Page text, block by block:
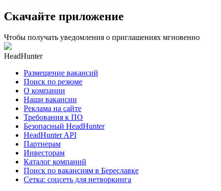
Скачайте приложение
Чтобы получать уведомления о приглашениях мгновенно
HeadHunter
Размещение вакансий
Поиск по резюме
О компании
Наши вакансии
Реклама на сайте
Требования к ПО
Безопасный HeadHunter
HeadHunter API
Партнерам
Инвесторам
Каталог компаний
Поиск по вакансиям в Береславке
Сетка: соцсеть для нетворкинга